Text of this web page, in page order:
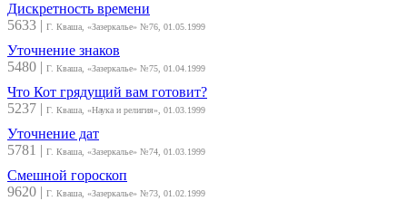
Дискретность времени
5633 | Г. Кваша, «Зазеркалье» №76, 01.05.1999
Уточнение знаков
5480 | Г. Кваша, «Зазеркалье» №75, 01.04.1999
Что Кот грядущий вам готовит?
5237 | Г. Кваша, «Наука и религия», 01.03.1999
Уточнение дат
5781 | Г. Кваша, «Зазеркалье» №74, 01.03.1999
Смешной гороскоп
9620 | Г. Кваша, «Зазеркалье» №73, 01.02.1999